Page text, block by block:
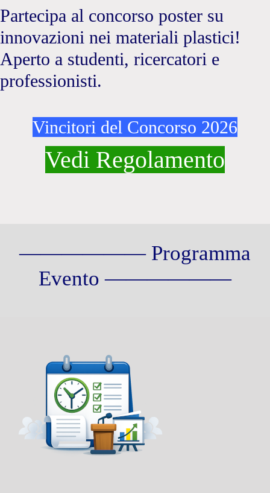
Partecipa al concorso poster su
innovazioni nei materiali plastici!
Aperto a studenti, ricercatori e
professionisti.
Vincitori del Concorso 2026
Vedi Regolamento
—————— Programma
Evento ——————